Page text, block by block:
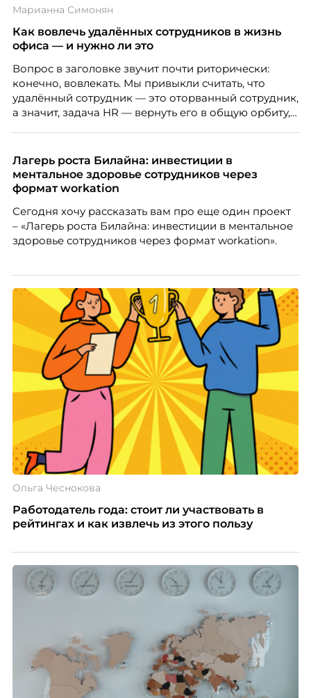
Проблема в том, что так мы измеряем не ценность,
а движение. А творческая работа — это тот редкий
случай, где движение и результат могут не
Марианна Симонян
Как вовлечь удалённых сотрудников в жизнь
офиса — и нужно ли это
Вопрос в заголовке звучит почти риторически:
конечно, вовлекать. Мы привыкли считать, что
удалённый сотрудник — это оторванный сотрудник,
а значит, задача HR — вернуть его в общую орбиту,
вовлечения, стоит остановиться на неудобном
факте: данные говорят ровно обратное тому, что
подсказывает интуиция. Автор свежего выпуска
People Analytics, приглашённый лектор НИУ ВШЭ и
МИФИ, автор книги «Дао женской карьеры».
Лагерь роста Билайна: инвестиции в
ментальное здоровье сотрудников через
формат workation
Сегодня хочу рассказать вам про еще один проект
– «Лагерь роста Билайна: инвестиции в ментальное
здоровье сотрудников через формат workation».
Ольга Чеснокова
Работодатель года: стоит ли участвовать в
рейтингах и как извлечь из этого пользу